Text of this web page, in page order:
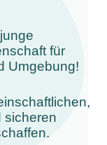
für
Umgebung!
sicheren